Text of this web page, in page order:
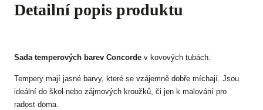
Detailní popis produktu
Sada temperových barev Concorde v kovových tubách.
Tempery mají jasné barvy, které se vzájemně dobře míchají. Jsou
ideální do škol nebo zájmových kroužků, či jen k malování pro
radost doma.